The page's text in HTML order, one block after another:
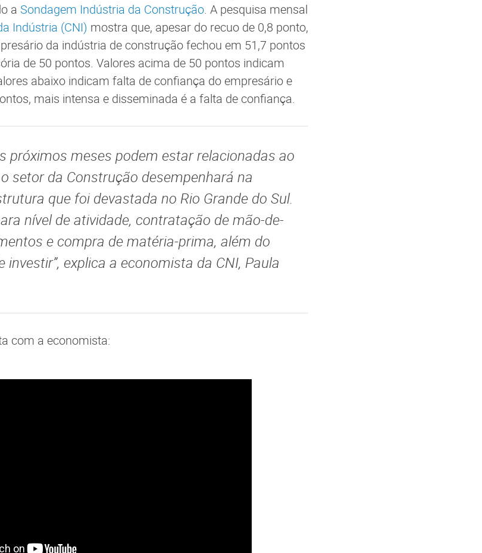
a Sondagem Indústria da Construção. A pesquisa mensal
Indústria (CNI) mostra que, apesar do recuo de 0,8 ponto,
da indústria de construção fechou em 51,7 pontos
de 50 pontos. Valores acima de 50 pontos indicam
abaixo indicam falta de confiança do empresário e
mais intensa e disseminada é a falta de confiança.
próximos meses podem estar relacionadas ao
setor da Construção desempenhará na
que foi devastada no Rio Grande do Sul.
nível de atividade, contratação de mão-de-
e compra de matéria-prima, além do
explica a economista da CNI, Paula
com a economista: